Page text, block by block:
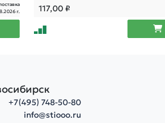
г.
117,00₽
+7(495) 748-50-80
info@stiooo.ru